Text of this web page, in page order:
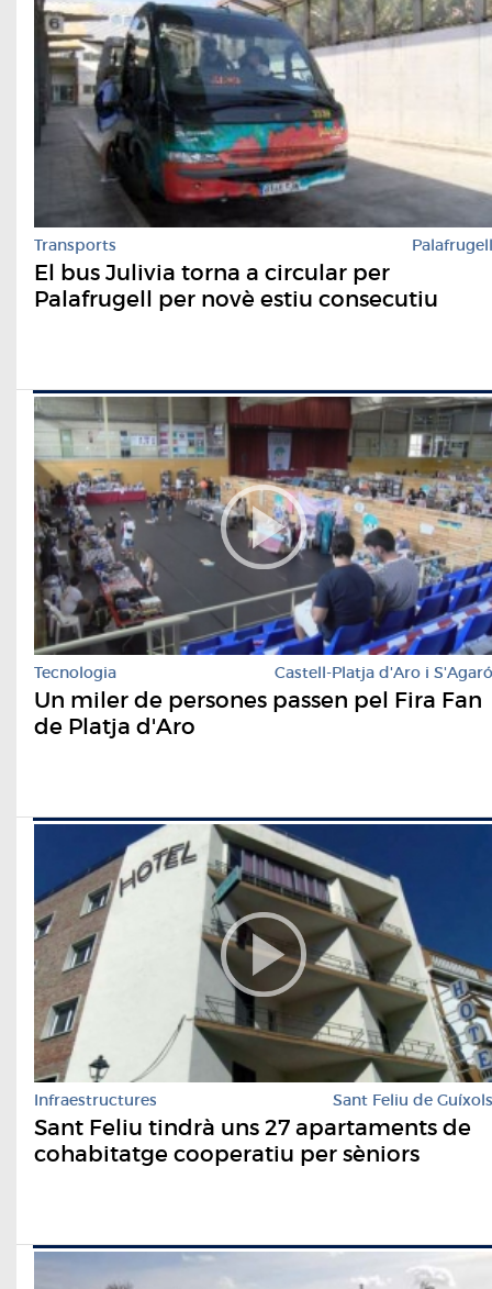
Transports Palafrugell
El bus Julivia torna a circular per
Palafrugell per novè estiu consecutiu
Tecnologia Castell-Platja d'Aro i S'Agaró
Un miler de persones passen pel Fira Fan
de Platja d'Aro
Infraestructures Sant Feliu de Guíxols
Sant Feliu tindrà uns 27 apartaments de
cohabitatge cooperatiu per sèniors